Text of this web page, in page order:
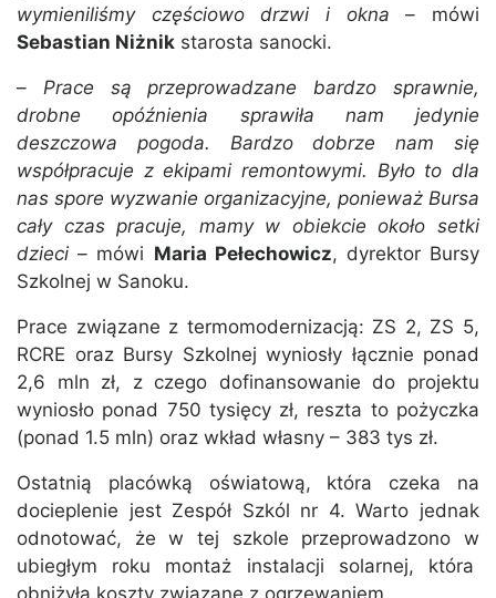
wymieniliśmy częściowo drzwi i okna – mówi
Sebastian Niżnik starosta sanocki.
– Prace są przeprowadzane bardzo sprawnie,
drobne opóźnienia sprawiła nam jedynie
deszczowa pogoda. Bardzo dobrze nam się
współpracuje z ekipami remontowymi. Było to dla
nas spore wyzwanie organizacyjne, ponieważ Bursa
cały czas pracuje, mamy w obiekcie około setki
dzieci – mówi Maria Pełechowicz, dyrektor Bursy
Szkolnej w Sanoku.
Prace związane z termomodernizacją: ZS 2, ZS 5,
RCRE oraz Bursy Szkolnej wyniosły łącznie ponad
2,6 mln zł, z czego dofinansowanie do projektu
wyniosło ponad 750 tysięcy zł, reszta to pożyczka
(ponad 1.5 mln) oraz wkład własny – 383 tys zł.
Ostatnią placówką oświatową, która czeka na
docieplenie jest Zespół Szkól nr 4. Warto jednak
odnotować, że w tej szkole przeprowadzono w
ubiegłym roku montaż instalacji solarnej, która